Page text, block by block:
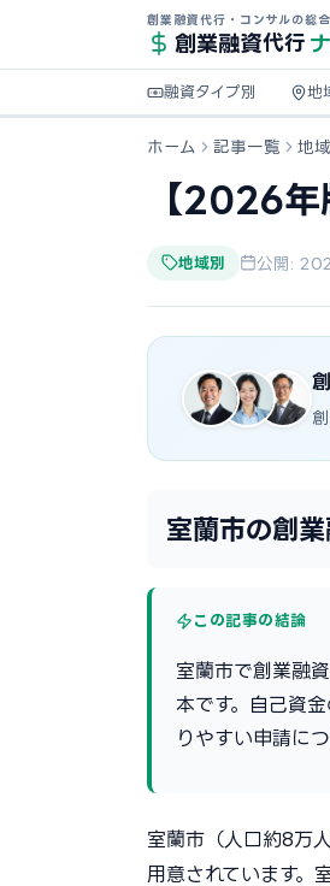
創業融資代行・コンサルの総
創業融資代行
融資タイプ別 地
ホーム 記事一覧 地域
【2026年
地域別 公開:
室蘭市の創
この記事の結論
室蘭市で創業融
本です。自己資
りやすい申請に
室蘭市（人口約8万
用意されています。